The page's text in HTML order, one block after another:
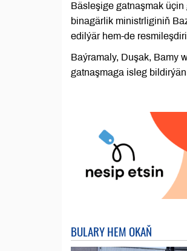
Bäsleşige gatnaşmak
binagärlik ministrliginiň
edilýär hem-de
Baýramaly, Duşak, Bamy
gatnaşmaga isleg
BULARY HEM OKAŇ